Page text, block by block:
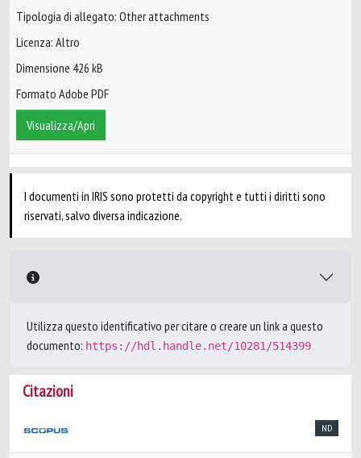
Tipologia di allegato: Other attachments
Licenza: Altro
Dimensione 426 kB
Formato Adobe PDF
Visualizza/Apri
I documenti in IRIS sono protetti da copyright e tutti i diritti sono
riservati, salvo diversa indicazione.
Utilizza questo identificativo per citare o creare un link a questo
documento: https://hdl.handle.net/10281/514399
Citazioni
ND